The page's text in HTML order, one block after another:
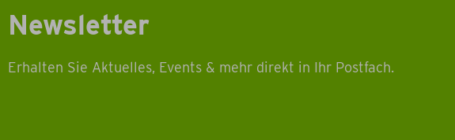
Newsletter
Erhalten Sie Aktuelles, Events & mehr direkt in Ihr Postfach.